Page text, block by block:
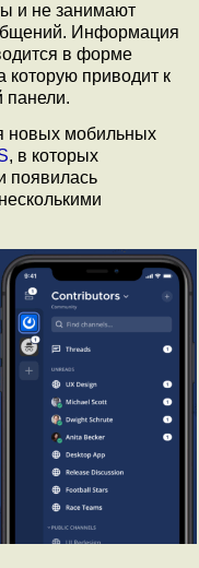
и не занимают
Информация
в форме
которую приводит к
панели.
новых мобильных
, в которых
появилась